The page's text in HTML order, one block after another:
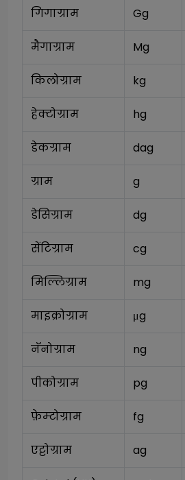
गिगाग्राम Gg
मैगाग्राम Mg
किलोग्राम kg
हेक्टोग्राम hg
डेकग्राम dag
ग्राम g
डेसिग्राम dg
सेंटिग्राम cg
मिल्लिग्राम mg
माइक्रोग्राम μg
नॅनोग्राम ng
पीकोग्राम pg
फ़ेम्टोग्राम fg
एट्टोग्राम ag